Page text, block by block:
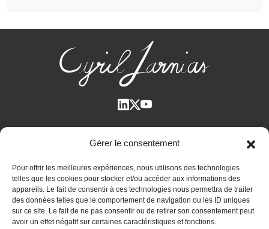
Gérer le consentement
Pour offrir les meilleures expériences, nous utilisons des technologies
telles que les cookies pour stocker et/ou accéder aux informations des
appareils. Le fait de consentir à ces technologies nous permettra de traiter
des données telles que le comportement de navigation ou les ID uniques
sur ce site. Le fait de ne pas consentir ou de retirer son consentement peut
avoir un effet négatif sur certaines caractéristiques et fonctions.
Plan des articles
Cyril Jarnias dans la Presse
Contactez-moi